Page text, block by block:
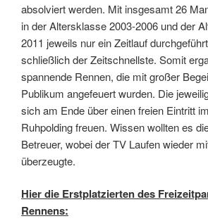
absolviert werden. Mit insgesamt 26
in der Altersklasse 2003-2006 und der
2011 jeweils nur ein Zeitlauf
schließlich der Zeitschnellste. Somit
spannende Rennen, die mit großer
Publikum angefeuert wurden. Die
sich am Ende über einen freien Eintritt
Ruhpolding freuen. Wissen wollten es
Betreuer, wobei der TV Laufen wieder
überzeugte.
Hier die Erstplatzierten des
Rennens: